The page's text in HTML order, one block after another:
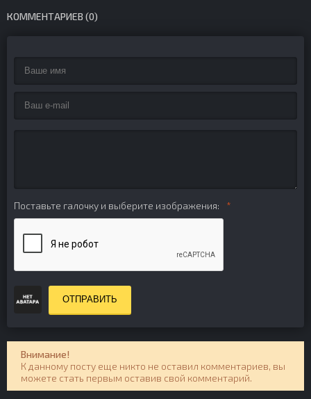
КОММЕНТАРИЕВ (0)
Поставьте галочку и выберите изображения:
ОТПРАВИТЬ
Внимание!
К данному посту еще никто не оставил комментариев, вы
можете стать первым оставив свой комментарий.